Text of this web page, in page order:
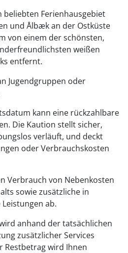
beliebten Ferienhausgebiet
und Ålbæk an der Ostküste
von einem der schönsten,
weißen
entfernt.
Jugendgruppen oder
kann eine rückzahlbare
Die Kaution stellt sicher,
verläuft, und deckt
oder Verbrauchskosten
Verbrauch von Nebenkosten
sowie zusätzliche in
ab.
anhand der tatsächlichen
zusätzlicher Services
Restbetrag wird Ihnen